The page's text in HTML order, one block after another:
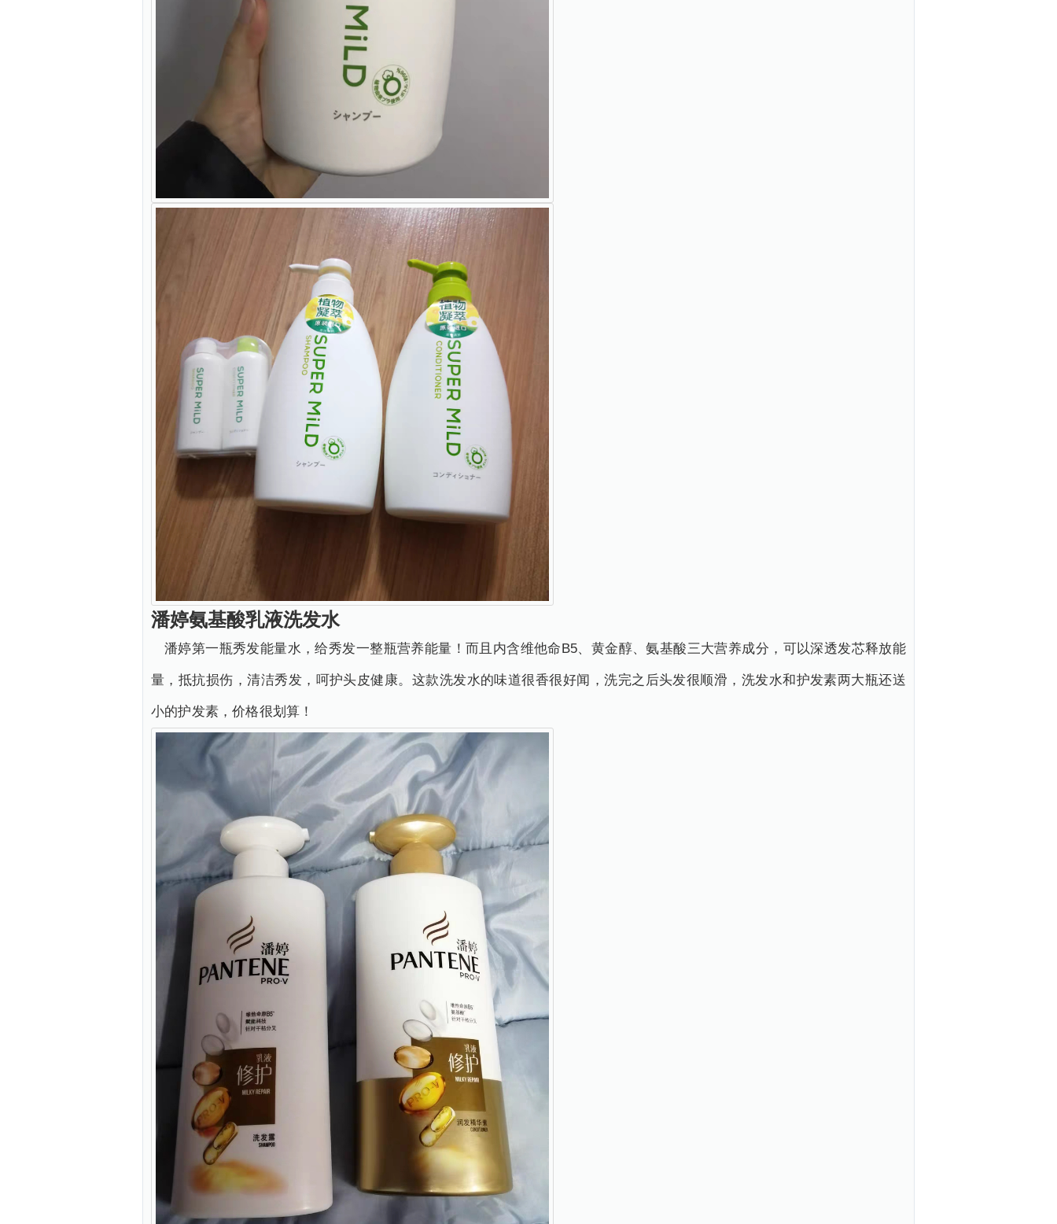
潘婷氨基酸乳液洗发水
潘婷第一瓶秀发能量水，给秀发一整瓶营养能量！而且内含维他命B5、黄金醇、氨基酸三大营养成分，可以深透发芯释放能
量，抵抗损伤，清洁秀发，呵护头皮健康。这款洗发水的味道很香很好闻，洗完之后头发很顺滑，洗发水和护发素两大瓶还送
小的护发素，价格很划算！